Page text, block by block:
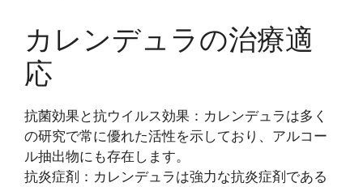
カレンデュラの治療適
応
抗菌効果と抗ウイルス効果：カレンデュラは多く
の研究で常に優れた活性を示しており、アルコー
ル抽出物にも存在します。
抗炎症剤：カレンデュラは強力な抗炎症剤である